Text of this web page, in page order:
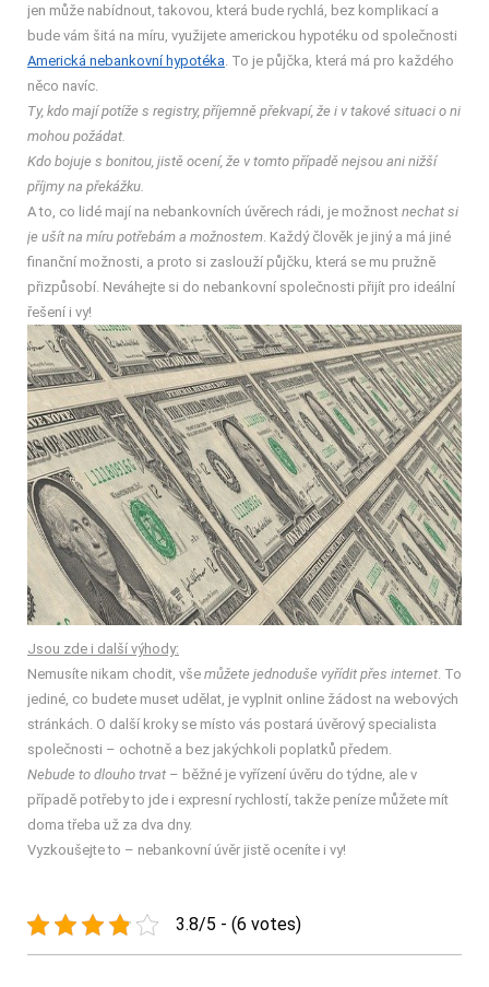
jen může nabídnout, takovou, která bude rychlá, bez komplikací a
bude vám šitá na míru, využijete americkou hypotéku od společnosti
Americká nebankovní hypotéka . To je půjčka, která má pro každého
něco navíc.
Ty, kdo mají potíže s registry, příjemně překvapí, že i v takové situaci o ni
mohou požádat.
Kdo bojuje s bonitou, jistě ocení, že v tomto případě nejsou ani nižší
příjmy na překážku.
A to, co lidé mají na nebankovních úvěrech rádi, je možnost nechat si
je ušít na míru potřebám a možnostem . Každý člověk je jiný a má jiné
finanční možnosti, a proto si zaslouží půjčku, která se mu pružně
přizpůsobí. Neváhejte si do nebankovní společnosti přijít pro ideální
řešení i vy!
Jsou zde i další výhody:
Nemusíte nikam chodit, vše můžete jednoduše vyřídit přes internet . To
jediné, co budete muset udělat, je vyplnit online žádost na webových
stránkách. O další kroky se místo vás postará úvěrový specialista
společnosti – ochotně a bez jakýchkoli poplatků předem.
Nebude to dlouho trvat – běžné je vyřízení úvěru do týdne, ale v
případě potřeby to jde i expresní rychlostí, takže peníze můžete mít
doma třeba už za dva dny.
Vyzkoušejte to – nebankovní úvěr jistě oceníte i vy!
3.8/5 - (6 votes)